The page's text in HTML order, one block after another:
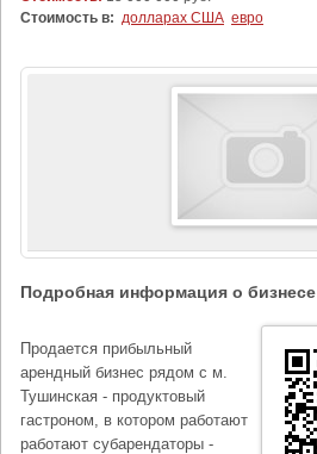
Стоимость в: долларах США евро
Подробная информация о бизнесе
Продается прибыльный
арендный бизнес рядом с м.
Тушинская - продуктовый
гастроном, в котором работают
работают субарендаторы -